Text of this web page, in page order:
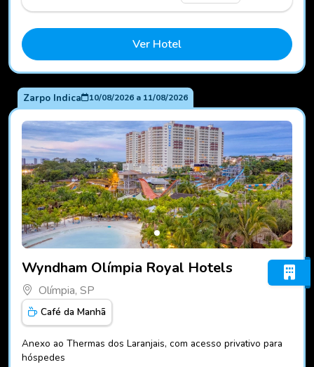
Ver Hotel
Zarpo Indica 10/08/2026a 11/08/2026
Wyndham Olímpia Royal Hotels
Olímpia, SP
Café da Manhã
Anexo ao Thermas dos Laranjais, com acesso privativo para
hóspedes